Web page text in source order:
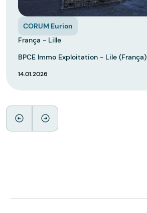
CORUM Eurion
França - Lille
BPCE Immo Exploitation - Lile (França)
14.01.2026